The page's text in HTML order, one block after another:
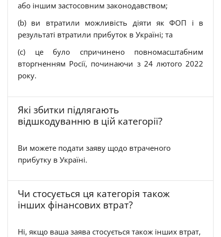
або іншим застосовним законодавством;
(b) ви втратили можливість діяти як ФОП і в
результаті втратили прибуток в Україні; та
(c) це було спричинено повномасштабним
вторгненням Росії, починаючи з 24 лютого 2022
року.
Які збитки підлягають
відшкодуванню в цій категорії?
Ви можете подати заяву щодо втраченого
прибутку в Україні.
Чи стосується ця категорія також
інших фінансових втрат?
Ні, якщо ваша заява стосується також інших втрат,